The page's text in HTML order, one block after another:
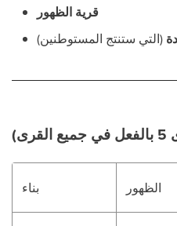
قرية الظهور
(التي ستنتج المستوطنين)
بناء الظهور